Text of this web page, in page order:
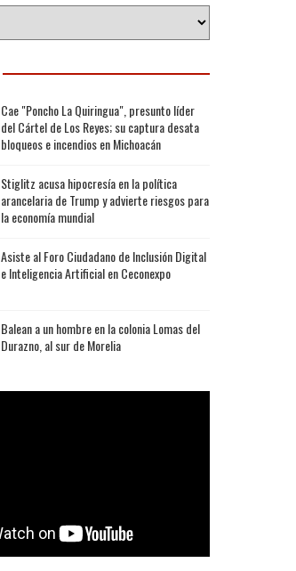
Cae "Poncho La Quiringua", presunto líder
del Cártel de Los Reyes; su captura desata
bloqueos e incendios en Michoacán
Stiglitz acusa hipocresía en la política
arancelaria de Trump y advierte riesgos para
la economía mundial
Asiste al Foro Ciudadano de Inclusión Digital
e Inteligencia Artificial en Ceconexpo
Balean a un hombre en la colonia Lomas del
Durazno, al sur de Morelia